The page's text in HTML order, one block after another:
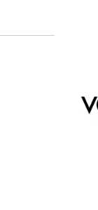
notizie
Bevacqua,